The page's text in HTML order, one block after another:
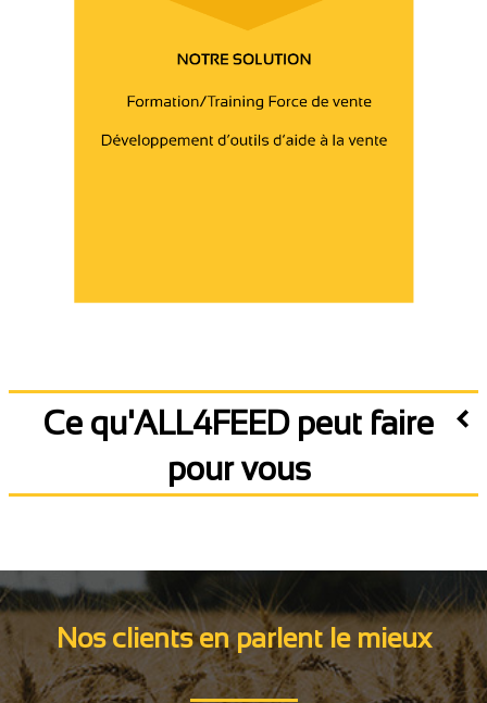
Ce qu'ALL4FEED peut faire
pour vous
Nos clients en parlent le mieux